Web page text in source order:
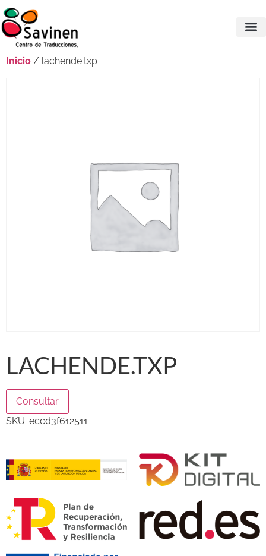
Inicio / lachende.txp
LACHENDE.TXP
Consultar
SKU: eccd3f612511